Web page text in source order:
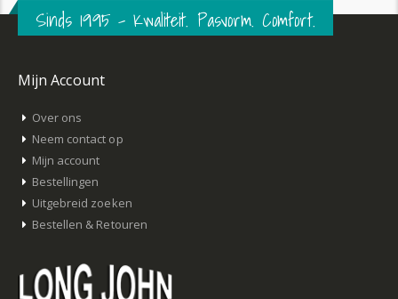
Sinds 1995 – Kwaliteit. Pasvorm. Comfort.
Mijn Account
Over ons
Neem contact op
Mijn account
Bestellingen
Uitgebreid zoeken
Bestellen & Retouren